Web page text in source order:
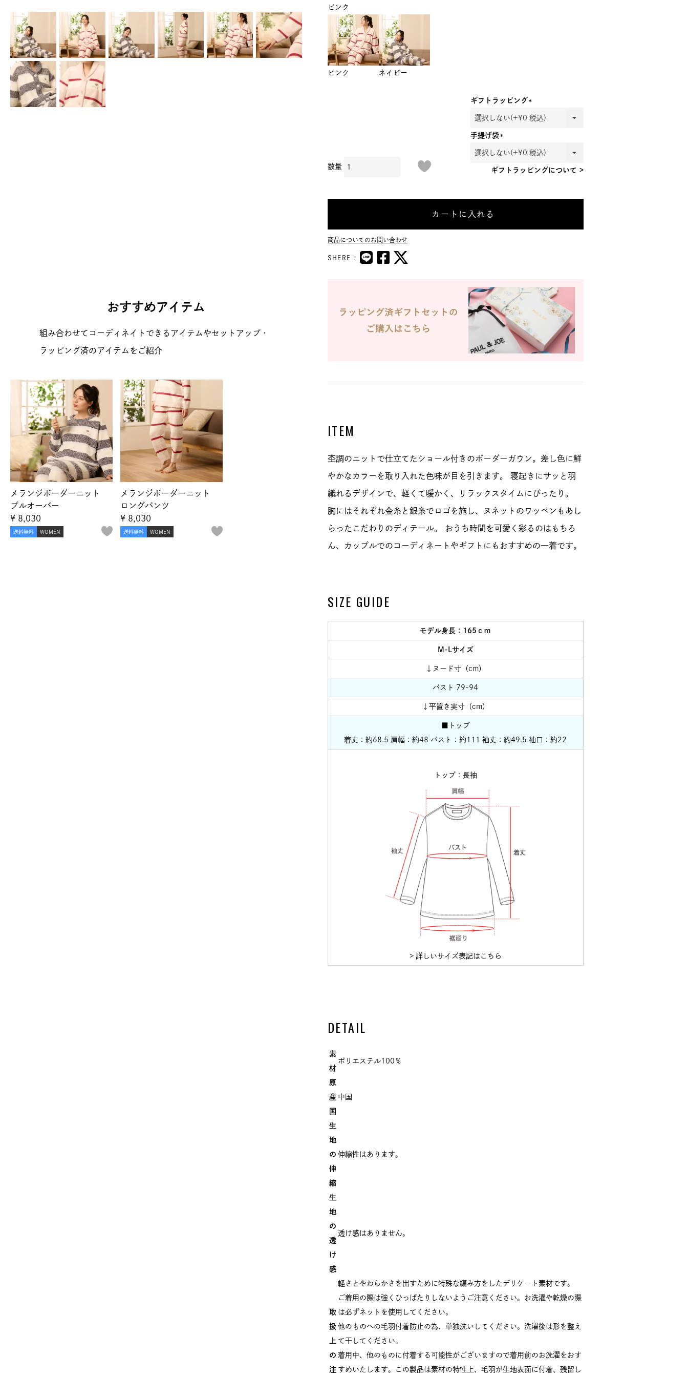
ピンク
ピンク ネイビー
ギフトラッピング
(必
手提げ袋
(必
ギフトラッピングについて >
カートに入れる
商品についてのお問い合わせ
SHERE :
おすすめアイテム
組み合わせてコーディネイトできるアイテムやセットアップ・
ラッピング済のアイテムをご紹介
メランジボーダーニット
プルオーバー
送料無料 WOMEN
¥ 8,030
メランジボーダーニット
ロングパンツ
送料無料 WOMEN
¥ 8,030
ITEM
杢調のニットで仕立てたショール付きのボーダーガウン。差し色に鮮
やかなカラーを取り入れた色味が目を引きます。 寝起きにサッと羽
織れるデザインで、軽くて暖かく、リラックスタイムにぴったり。
胸にはそれぞれ金糸と銀糸でロゴを施し、ヌネットのワッペンもあし
らったこだわりのディテール。 おうち時間を可愛く彩るのはもちろ
ん、カップルでのコーディネートやギフトにもおすすめの一着です。
SIZE GUIDE
モデル身長：165ｃｍ
M-Lサイズ
↓ヌード寸（cm）
バスト 79-94
↓平置き実寸（cm）
■トップ
着丈：約68.5 肩幅：約48 バスト：約111 袖丈：約49.5 袖口：約22
トップ：長袖
> 詳しいサイズ表記はこちら
DETAIL
素
材
ポリエステル100％
原
産
国
中国
生
地
の
伸
縮
伸縮性はあります。
生
地
の
透
け
感
透け感はありません。
取
扱
上
の
注
軽さとやわらかさを出すために特殊な編み方をしたデリケート素材です。
ご着用の際は強くひっぱたりしないようご注意ください。お洗濯や乾燥の際
は必ずネットを使用してください。
他のものへの毛羽付着防止の為、単独洗いしてください。洗濯後は形を整え
て干してください。
着用中、他のものに付着する可能性がございますので着用前のお洗濯をおす
すめいたします。この製品は素材の特性上、毛羽が生地表面に付着、残留し